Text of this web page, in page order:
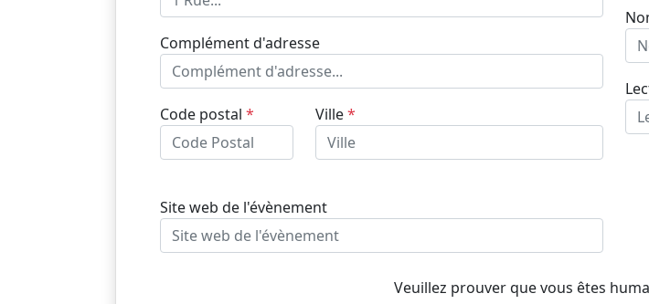
Complément d'adresse
Code postal * Ville*
Site web de l'évènement
Veuillez prouver que vous êtes